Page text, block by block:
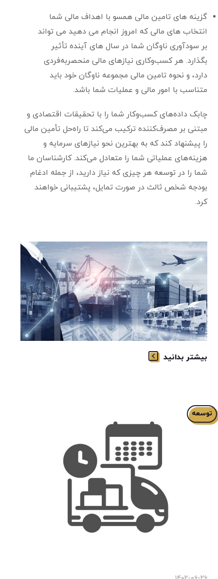
گزینه های تامین مالی همسو با اهداف مالی شما
انتخاب های مالی که امروز انجام می دهید می تواند
بر سودآوری ناوگان شما در سال های آینده تأثیر
بگذارد. هر کسب‌وکاری نیازهای مالی منحصربه‌فردی
دارد، و نحوه تامین مالی مجموعه ناوگان خود باید
متناسب با امور مالی و عملیات شما باشد.
چابک داده‌های کسب‌وکار شما را با تحقیقات اقتصادی و
مبتنی بر مصرف‌کننده ترکیب می‌کند تا راه‌حل تأمین مالی
را پیشنهاد کند که به بهترین نحو نیازهای سرمایه و
هزینه‌های عملیاتی شما را متعادل می‌کند. کارشناسان ما
شما را در توسعه هر چیزی که نیاز دارید، از جمله ادغام
بودجه شخص ثالث در صورت تمایل، پشتیبانی خواهند
کرد.
بیشتر بدانید
توسعه